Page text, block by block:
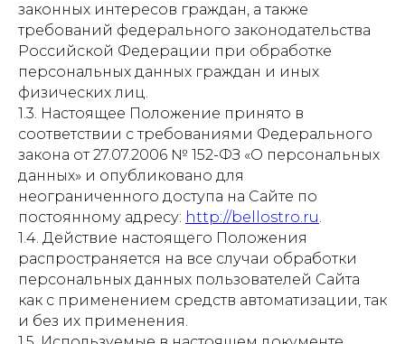
законных интересов граждан, а также
требований федерального законодательства
Российской Федерации при обработке
персональных данных граждан и иных
физических лиц.
1.3. Настоящее Положение принято в
соответствии с требованиями Федерального
закона от 27.07.2006 № 152-ФЗ «О персональных
данных» и опубликовано для
неограниченного доступа на Сайте по
постоянному адресу: http://bellostro.ru.
1.4. Действие настоящего Положения
распространяется на все случаи обработки
персональных данных пользователей Сайта
как с применением средств автоматизации, так
и без их применения.